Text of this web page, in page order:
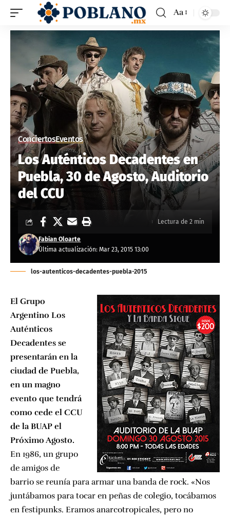
Aa
ConciertosEventos
Los Auténticos Decadentes en
Puebla, 30 de Agosto, Auditorio
del CCU
Última actualización: Mar 23, 2015 13:00
Fabian Oloarte
Lectura de 2 min
los-autenticos-decadentes-puebla-2015
El Grupo
Argentino Los
Auténticos
Decadentes se
presentarán en la
ciudad de Puebla,
en un magno
evento que tendrá
como cede el CCU
de la BUAP el
Próximo Agosto.
En 1986, un grupo
de amigos de
barrio se reunía para armar una banda de rock. «Nos
juntábamos para tocar en peñas de colegio, tocábamos
en festipunks. Eramos anarcotropicales, pero no